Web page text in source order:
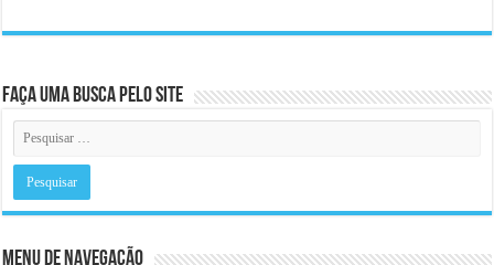
Faça uma busca pelo Site
Menu de Navegação